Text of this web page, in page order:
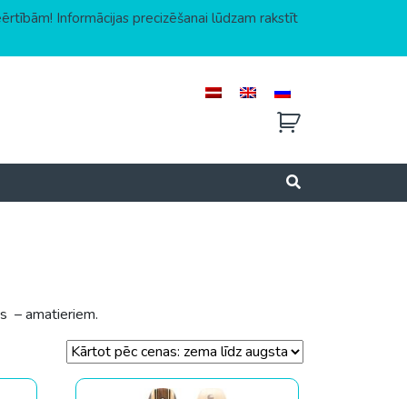
Informācijas precizēšanai lūdzam rakstīt
– amatieriem.